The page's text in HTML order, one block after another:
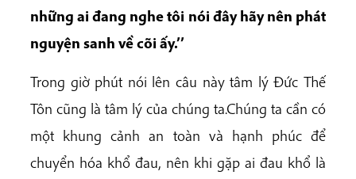
những ai đang nghe tôi nói đây hãy nên phát
nguyện sanh về cõi ấy.’’
Trong giờ phút nói lên câu này tâm lý Đức Thế
Tôn cũng là tâm lý của chúng ta.Chúng ta cần có
một khung cảnh an toàn và hạnh phúc để
chuyển hóa khổ đau, nên khi gặp ai đau khổ là